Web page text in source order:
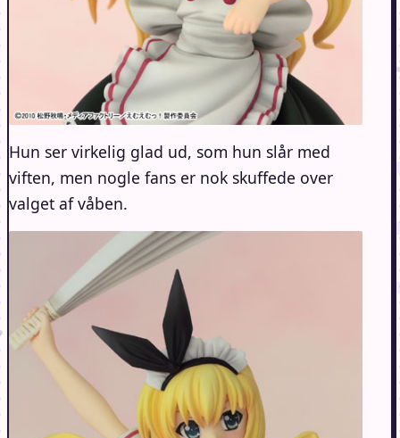
Hun ser virkelig glad ud, som hun slår med
viften, men nogle fans er nok skuffede over
valget af våben.